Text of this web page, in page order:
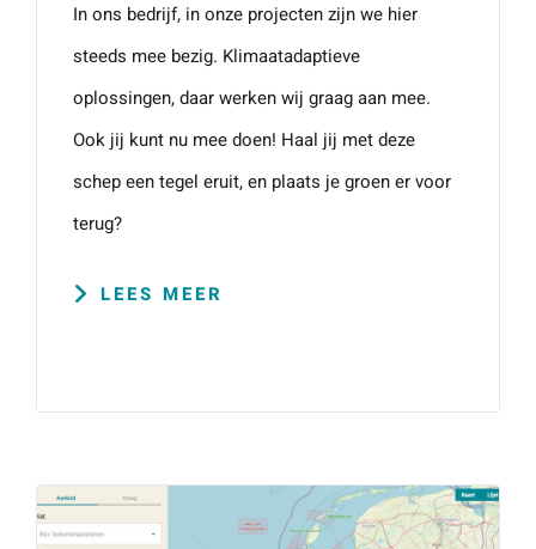
In ons bedrijf, in onze projecten zijn we hier
steeds mee bezig. Klimaatadaptieve
oplossingen, daar werken wij graag aan mee.
Ook jij kunt nu mee doen! Haal jij met deze
schep een tegel eruit, en plaats je groen er voor
terug?
LEES MEER